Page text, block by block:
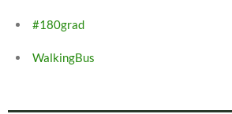
#180grad
WalkingBus